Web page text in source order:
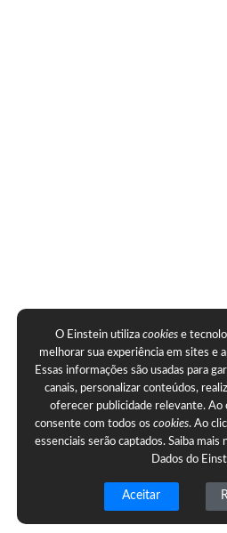
O Einstein utilizacookies e
melhorar sua experiência em sites e
Essas informações são usadas para
canais, personalizar conteúdos,
oferecer publicidade relevante. Ao
consente com todos oscookies. Ao
essenciais serão captados. Saiba mais
Dados do
Aceitar